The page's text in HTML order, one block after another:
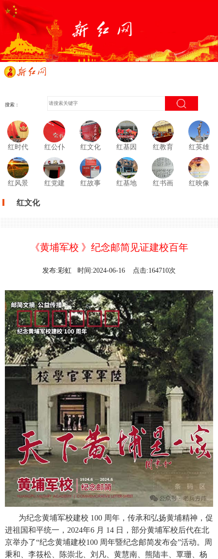
搜索：
红时代 红公仆 红文化 红基因 红教育 红英雄
红风景 红党建 红故事 红基地 红书画 红映像
红文化
《黄埔军校 》纪念邮简见证建校百年
发布:彩虹 时间:2024-06-16 点击:164710次
为纪念黄埔军校建校 100 周年，传承和弘扬黄埔精神，促
进祖国和平统一，2024年6 月 14 日，部分黄埔军校后代在北
京举办了“纪念黄埔建校100 周年暨纪念邮简发布会”活动。周
秉和、李筱松、陈崇北、刘凡、黄慧南、熊陆丰、覃珊、杨